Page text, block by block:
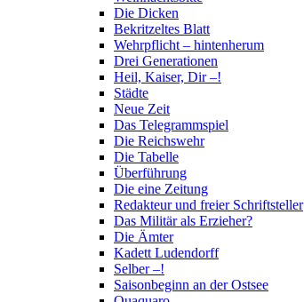
Die Dicken
Bekritzeltes Blatt
Wehrpflicht – hintenherum
Drei Generationen
Heil, Kaiser, Dir –!
Städte
Neue Zeit
Das Telegrammspiel
Die Reichswehr
Die Tabelle
Überführung
Die eine Zeitung
Redakteur und freier Schriftsteller
Das Militär als Erzieher?
Die Ämter
Kadett Ludendorff
Selber –!
Saisonbeginn an der Ostsee